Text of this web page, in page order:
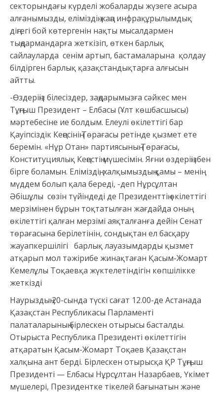
секторындағы күрделі жобаларды жүзеге асыра
алғанымызды, еліміздің жаңа инфрақұрылымдық
діңгегі бой көтергенін нақты мысалдармен
тыңдармандарға жеткізіп, өткен барлық
сайлауларда сенім артып, бастамаларына қолдау
білдірген барлық қазақстандықтарға алғысын
айтты.
-Өздеріңіз білесіздер, заңдарымызға сәйкес мен
Тұңғыш Президент – Елбасы (Ұлт көшбасшысы)
мәртебесіне ие болдым. Елеулі өкілеттігі бар
Қауіпсіздік Кеңесінің Төрағасы ретінде қызмет ете
беремін. «Нұр Отан» партиясының Төрағасы,
Конституциялық Кеңестің мүшесімін. Яғни өздеріңізбен
бірге боламын. Еліміздің, халқымыздың қамы – менің
мүддем болып қала береді, -деп Нұрсұлтан
Әбішұлы сөзін түйіндеді де Президенттің өкілеттігі
мерзімінен бұрын тоқтатылған жағдайда оның
өкілеттігі қалған мерзімі аяқталғанға дейін Сенат
төрағасына берілетінін, сондықтан ел басқару
жауапкершілігі барлық лауазымдарды қызмет
атқарып мол тәжірибе жинақтаған Қасым-Жомарт
Кемелұлы Тоқаевқа жүктелетіндігін көпшілікке
жеткізді
Наурыздың 20-сында түскі сағат 12.00-де Астанада
Қазақстан Республикасы Парламенті
палаталарының бірлескен отырысы басталды.
Отырыста Республика Президенті өкілеттігін
атқаратын Қасым-Жомарт Тоқаев Қазақстан
халқына ант берді. Бірлескен отырысқа ҚР Тұңғыш
Президенті — Елбасы Нұрсұлтан Назарбаев, Үкімет
мүшелері, Президентке тікелей бағынатын және